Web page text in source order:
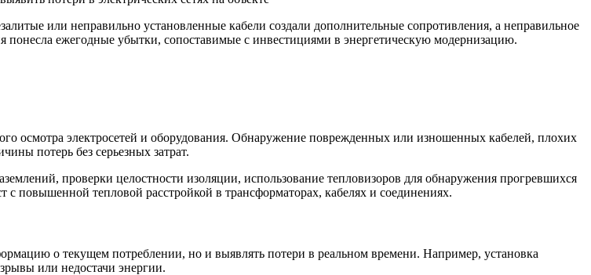
или неправильно установленные кабели создали дополнительные сопротивления, а неправильное
понесла ежегодные убытки, сопоставимые с инвестициями в энергетическую модернизацию.
осмотра электросетей и оборудования. Обнаружение поврежденных или изношенных кабелей, плохих
потерь без серьезных затрат.
проверки целостности изоляции, использование тепловизоров для обнаружения прогревшихся
повышенной тепловой расстройкой в трансформаторах, кабелях и соединениях.
о текущем потреблении, но и выявлять потери в реальном времени. Например, установка
или недостачи энергии.